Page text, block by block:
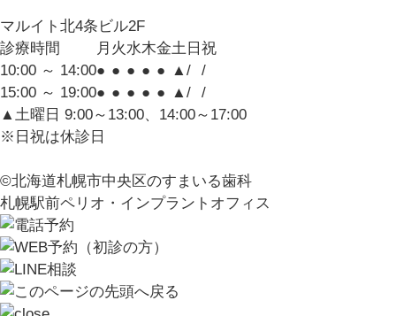
マルイト北4条ビル2F
診療時間
月 火水木金土 日 祝
10:00 ～ 14:00● ● ● ● ● ▲/
/
15:00 ～ 19:00● ● ● ● ● ▲/
/
▲土曜日 9:00～13:00、14:00～17:00
※日祝は休診日
©北海道札幌市中央区のすまいる歯科
札幌駅前ペリオ・インプラントオフィス